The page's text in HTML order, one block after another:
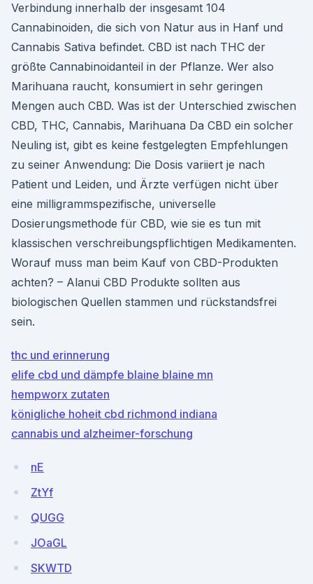
Verbindung innerhalb der insgesamt 104
Cannabinoiden, die sich von Natur aus in Hanf und
Cannabis Sativa befindet. CBD ist nach THC der
größte Cannabinoidanteil in der Pflanze. Wer also
Marihuana raucht, konsumiert in sehr geringen
Mengen auch CBD. Was ist der Unterschied zwischen
CBD, THC, Cannabis, Marihuana Da CBD ein solcher
Neuling ist, gibt es keine festgelegten Empfehlungen
zu seiner Anwendung: Die Dosis variiert je nach
Patient und Leiden, und Ärzte verfügen nicht über
eine milligrammspezifische, universelle
Dosierungsmethode für CBD, wie sie es tun mit
klassischen verschreibungspflichtigen Medikamenten.
Worauf muss man beim Kauf von CBD-Produkten
achten? – Alanui CBD Produkte sollten aus
biologischen Quellen stammen und rückstandsfrei
sein.
thc und erinnerung
elife cbd und dämpfe blaine blaine mn
hempworx zutaten
königliche hoheit cbd richmond indiana
cannabis und alzheimer-forschung
nE
ZtYf
QUGG
JOaGL
SKWTD